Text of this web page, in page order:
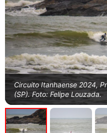
Circuito Itanhaense 2024,
(SP). Foto: Felipe Louzada.